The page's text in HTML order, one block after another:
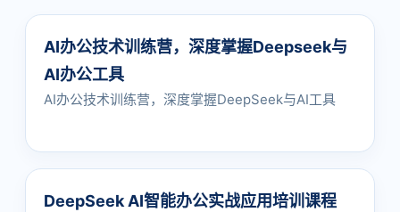
AI办公技术训练营，深度掌握Deepseek与
AI办公工具
AI办公技术训练营，深度掌握DeepSeek与AI工具
DeepSeek AI智能办公实战应用培训课程